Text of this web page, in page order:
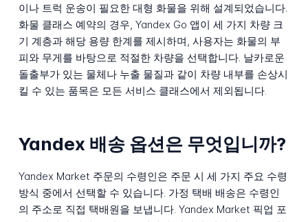
이나 트럭 운송이 필요한 대형 화물을 위해 설계되었습니다.
화물 클래스 예약의 경우, Yandex Go 앱이 세 가지 차량 크
기 계층과 해당 용량 한계를 제시하며, 사용자는 화물의 부
피와 무게를 바탕으로 적절한 차량을 선택합니다. 날카로운
돌출부가 있는 물체나 누출 물질과 같이 차량 내부를 손상시
킬 수 있는 품목은 모든 서비스 클래스에서 제외됩니다.
Yandex 배송 옵션은 무엇입니까?
Yandex Market 주문의 수령인은 주문 시 세 가지 주요 수령
방식 중에서 선택할 수 있습니다. 가정 택배 배송은 수령인
의 주소로 직접 택배원을 보냅니다. Yandex Market 픽업 포